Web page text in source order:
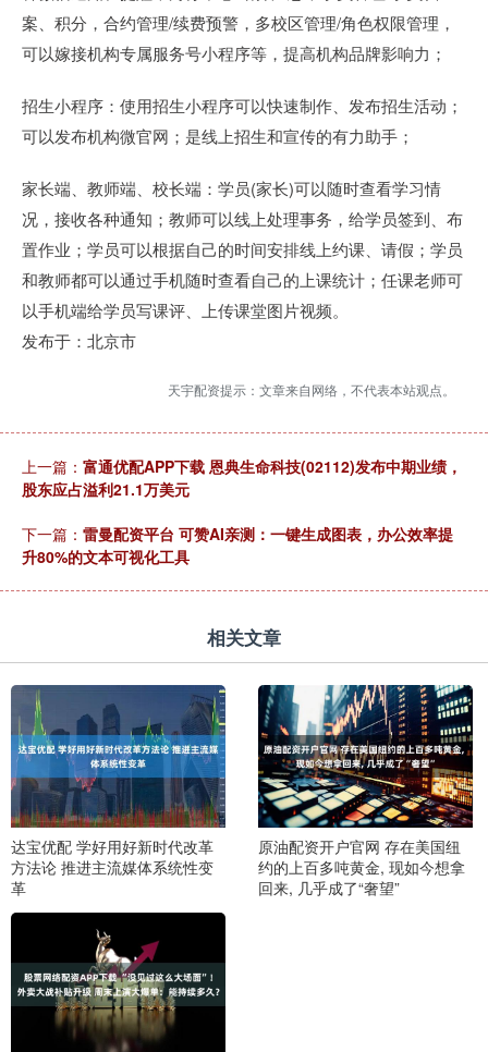
案、积分，合约管理/续费预警，多校区管理/角色权限管理，
可以嫁接机构专属服务号小程序等，提高机构品牌影响力；
招生小程序：使用招生小程序可以快速制作、发布招生活动；
可以发布机构微官网；是线上招生和宣传的有力助手；
家长端、教师端、校长端：学员(家长)可以随时查看学习情
况，接收各种通知；教师可以线上处理事务，给学员签到、布
置作业；学员可以根据自己的时间安排线上约课、请假；学员
和教师都可以通过手机随时查看自己的上课统计；任课老师可
以手机端给学员写课评、上传课堂图片视频。
发布于：北京市
天宇配资提示：文章来自网络，不代表本站观点。
上一篇： 富通优配APP下载 恩典生命科技(02112)发布中期业绩，
股东应占溢利21.1万美元
下一篇： 雷曼配资平台 可赞AI亲测：一键生成图表，办公效率提
升80%的文本可视化工具
相关文章
达宝优配 学好用好新时代改革
方法论 推进主流媒体系统性变
革
原油配资开户官网 存在美国纽
约的上百多吨黄金, 现如今想拿
回来, 几乎成了“奢望”